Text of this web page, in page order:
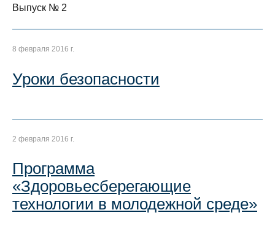
Выпуск № 2
8 февраля 2016 г.
Уроки безопасности
2 февраля 2016 г.
Программа
«Здоровьесберегающие
технологии в молодежной среде»